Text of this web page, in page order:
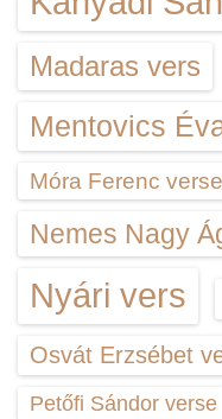
Madaras vers
Mentovics
Móra Ferenc verse
Nemes Nagy
Nyári vers
Osvát Erzsébet
Petőfi Sándor verse